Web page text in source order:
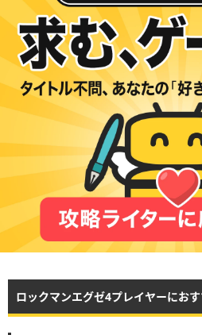
ロックマンエグゼ4プレイヤーにおす